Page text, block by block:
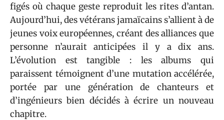
figés où chaque geste reproduit les rites d’antan.
Aujourd’hui, des vétérans jamaïcains s’allient à de
jeunes voix européennes, créant des alliances que
personne n’aurait anticipées il y a dix ans.
L’évolution est tangible : les albums qui
paraissent témoignent d’une mutation accélérée,
portée par une génération de chanteurs et
d’ingénieurs bien décidés à écrire un nouveau
chapitre.